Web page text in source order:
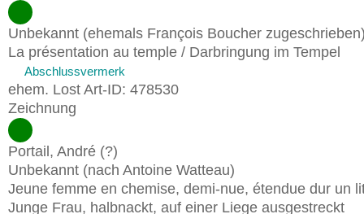
Unbekannt (ehemals François Boucher
La présentation au temple / Darbringung im Tempel
Abschlussvermerk
ehem. Lost Art-ID: 478530
Zeichnung
Portail, André (?)
Unbekannt (nach Antoine Watteau)
Jeune femme en chemise, demi-nue, étendue dur un
Junge Frau, halbnackt, auf einer Liege ausgestreckt